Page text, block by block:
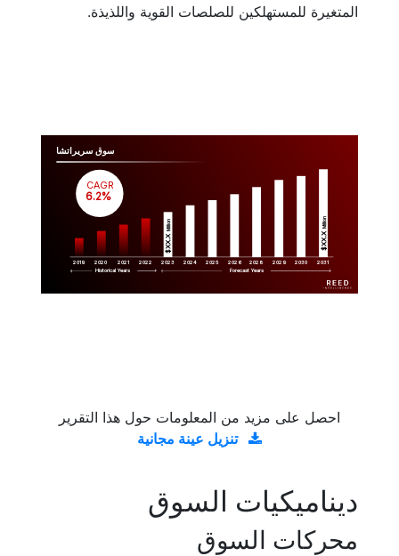
المتغيرة للمستهلكين للصلصات القوية واللذيذة.
سوق سريراتشا
2019 2020 2021 2022 2023 2024 2025 2026 2028 2029 2030 2031
$XX.X
Million
$XX.X
Million
CAGR
6.2%
Historical Years Forecast Years
احصل على مزيد من المعلومات حول هذا التقرير
تنزيل عينة مجانية
ديناميكيات السوق
محركات السوق